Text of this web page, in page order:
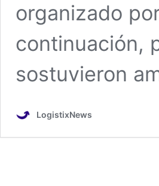
organizado
continuación,
sostuvieron
LogistixNews